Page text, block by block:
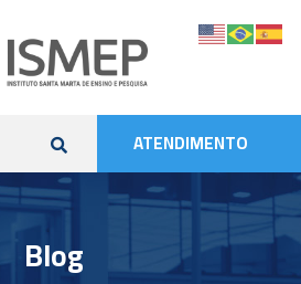
ATENDIMENTO
Blog